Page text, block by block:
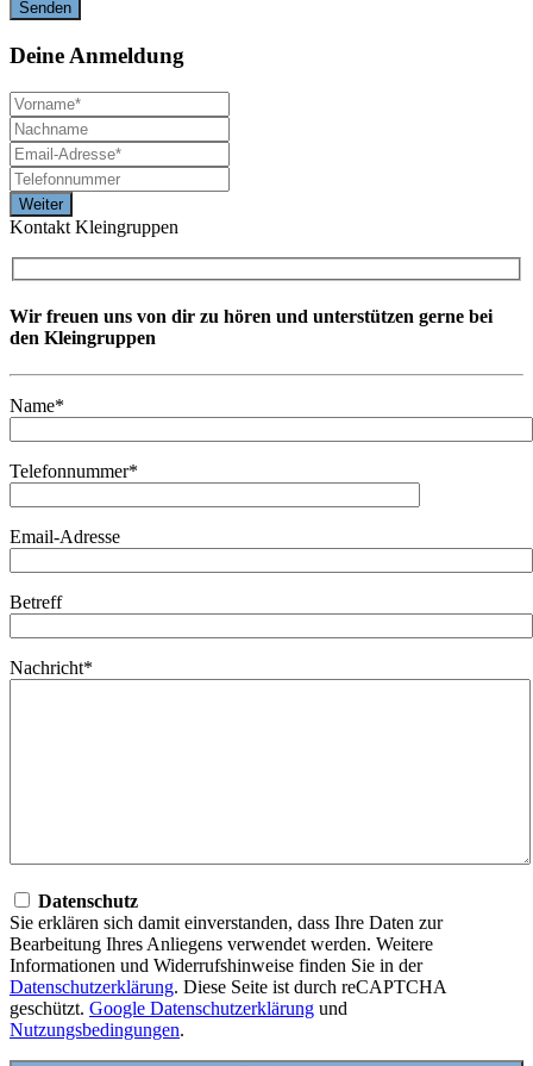
Deine Anmeldung
Kontakt Kleingruppen
Wir freuen uns von dir zu hören und unterstützen gerne bei
den Kleingruppen
Name*
Telefonnummer*
Email-Adresse
Betreff
Nachricht*
Datenschutz
Sie erklären sich damit einverstanden, dass Ihre Daten zur
Bearbeitung Ihres Anliegens verwendet werden. Weitere
Informationen und Widerrufshinweise finden Sie in der
Datenschutzerklärung. Diese Seite ist durch reCAPTCHA
geschützt. Google Datenschutzerklärung und
Nutzungsbedingungen.